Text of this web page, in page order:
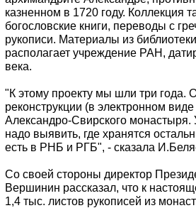
казненном в 1720 году. Коллекция
богословские книги, переводы с
рукописи. Материалы из
располагает учреждение РАН,
века.
"К этому проекту мы шли три года.
реконструкции (в электронном
Александро-Свирского монастыря.
надо выявить, где хранятся
есть в РНБ и РГБ", - сказала
Со своей стороны директор
Вершинин рассказал, что к
1,4 тыс. листов рукописей из